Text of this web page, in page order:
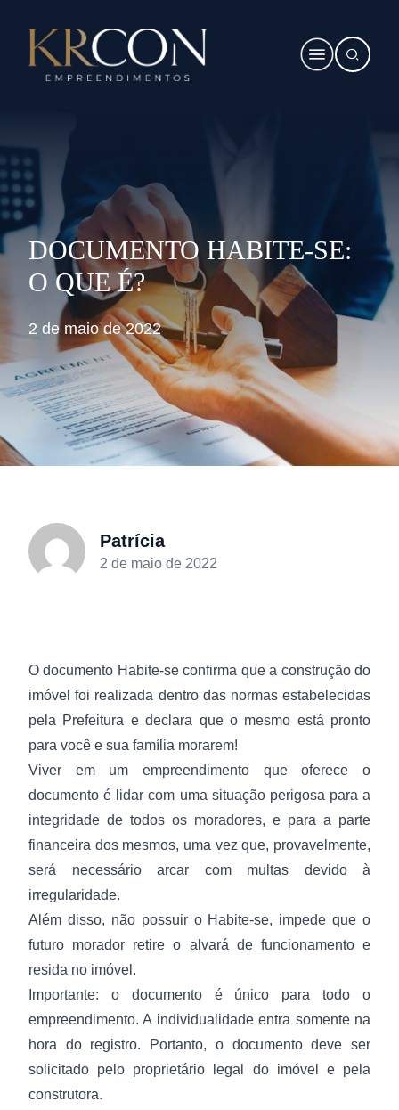
DOCUMENTO HABITE-SE:
O QUE É?
2 de maio de 2022
Patrícia
2 de maio de 2022
O documento Habite-se confirma que a construção do
imóvel foi realizada dentro das normas estabelecidas
pela Prefeitura e declara que o mesmo está pronto
para você e sua família morarem!
Viver em um empreendimento que oferece o
documento é lidar com uma situação perigosa para a
integridade de todos os moradores, e para a parte
financeira dos mesmos, uma vez que, provavelmente,
será necessário arcar com multas devido à
irregularidade.
Além disso, não possuir o Habite-se, impede que o
futuro morador retire o alvará de funcionamento e
resida no imóvel.
Importante: o documento é único para todo o
empreendimento. A individualidade entra somente na
hora do registro. Portanto, o documento deve ser
solicitado pelo proprietário legal do imóvel e pela
construtora.